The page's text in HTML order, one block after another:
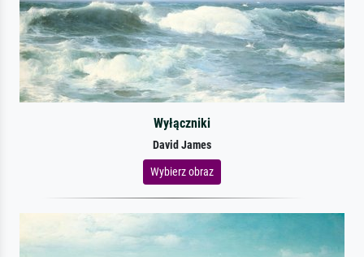
Wyłączniki
David James
Wybierz obraz